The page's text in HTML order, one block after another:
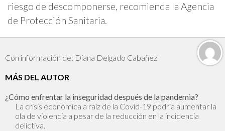
riesgo de descomponerse, recomienda la Agencia
de Protección Sanitaria.
Con información de: Diana Delgado Cabañez
MÁS DEL AUTOR
¿Cómo enfrentar la inseguridad después de la pandemia?
La crisis económica a raíz de la Covid-19 podría aumentar la
ola de violencia a pesar de la reducción en la incidencia
delictiva.